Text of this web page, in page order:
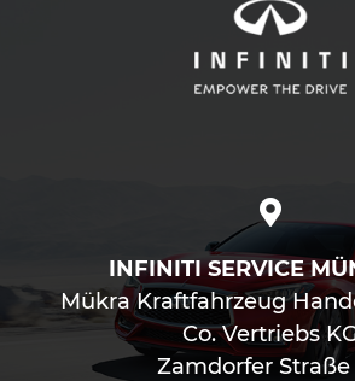
INFINITI SERVICE
Mükra Kraftfahrzeug
Co. Vertriebs
Zamdorfer Straße